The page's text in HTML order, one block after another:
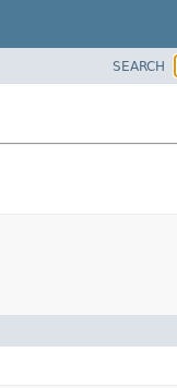
SEARCH